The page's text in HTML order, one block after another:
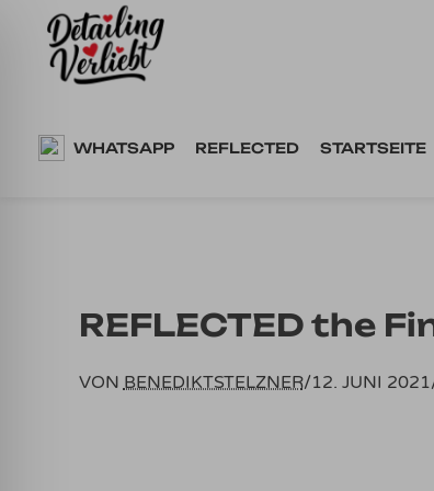
Springe
WHATSAPP REFLECTED STARTSEITE
REFLECTED the
VON BENEDIKTSTELZNER/12. JUNI 2021